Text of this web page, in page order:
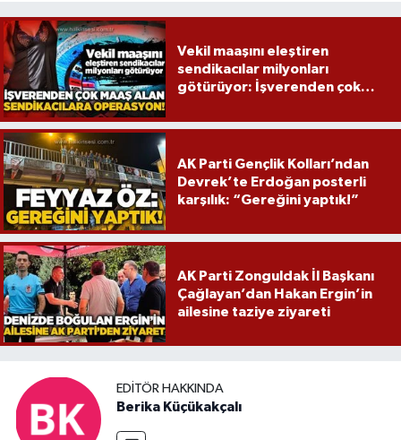
Vekil maaşını eleştiren
sendikacılar milyonları
götürüyor: İşverenden çok
operasyon!
AK Parti Gençlik Kolları’ndan
Devrek’te Erdoğan posterli
karşılık: “Gereğini yaptık!”
AK Parti Zonguldak İl Başkanı
Çağlayan’dan Hakan Ergin’in
ailesine taziye ziyareti
EDITÖR HAKKINDA
Berika Küçükakçalı